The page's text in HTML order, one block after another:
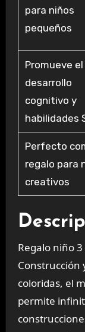
para niños
pequeños
Promueve el
desarrollo
cognitivo y
habilidades
Perfecto
regalo para
creativos
Regalo niño
Construcción
coloridas, el
permite